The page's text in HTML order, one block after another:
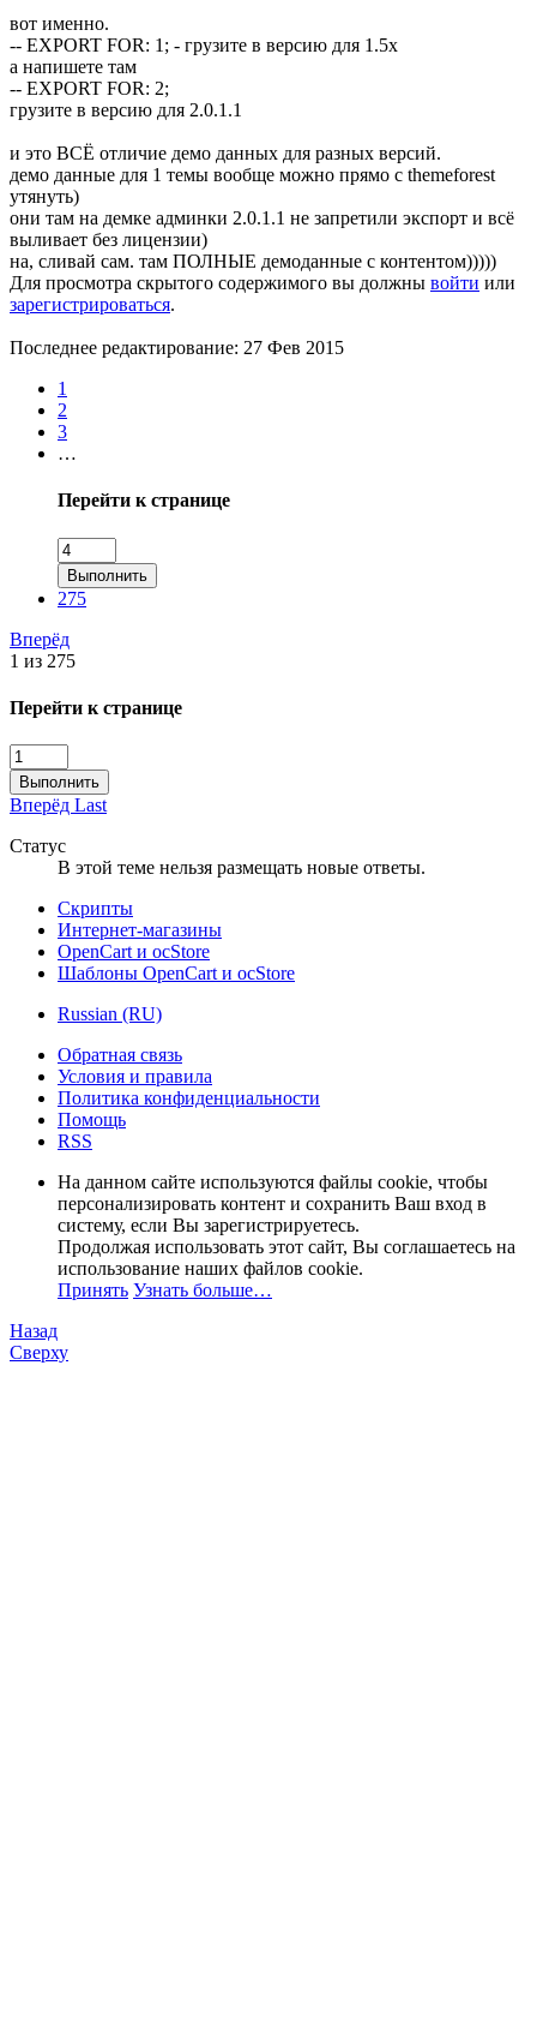
вот именно.
-- EXPORT FOR: 1; - грузите в версию для 1.5х
а напишете там
-- EXPORT FOR: 2;
грузите в версию для 2.0.1.1
и это ВСЁ отличие демо данных для разных версий.
демо данные для 1 темы вообще можно прямо с themeforest
утянуть)
они там на демке админки 2.0.1.1 не запретили экспорт и всё
выливает без лицензии)
на, сливай сам. там ПОЛНЫЕ демоданные с контентом)))))
Для просмотра скрытого содержимого вы должны войти или
зарегистрироваться.
Последнее редактирование: 27 Фев 2015
1
2
3
…
Перейти к странице
Выполнить
275
Вперёд
1 из 275
Перейти к странице
Выполнить
Вперёд Last
Статус
В этой теме нельзя размещать новые ответы.
Скрипты
Интернет-магазины
OpenCart и ocStore
Шаблоны OpenCart и ocStore
Russian (RU)
Обратная связь
Условия и правила
Политика конфиденциальности
Помощь
RSS
На данном сайте используются файлы cookie, чтобы
персонализировать контент и сохранить Ваш вход в
систему, если Вы зарегистрируетесь.
Продолжая использовать этот сайт, Вы соглашаетесь на
использование наших файлов cookie.
Принять Узнать больше…
Назад
Сверху